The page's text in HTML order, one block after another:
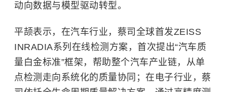
动向数据与模型驱动转型。
平颉表示，在汽车行业，蔡司全球首发ZEISS
INRADIA系列在线检测方案，首次提出“汽车质
量白金标准”框架，帮助整个汽车产业链，从单
点检测走向系统化的质量协同；在电子行业，蔡